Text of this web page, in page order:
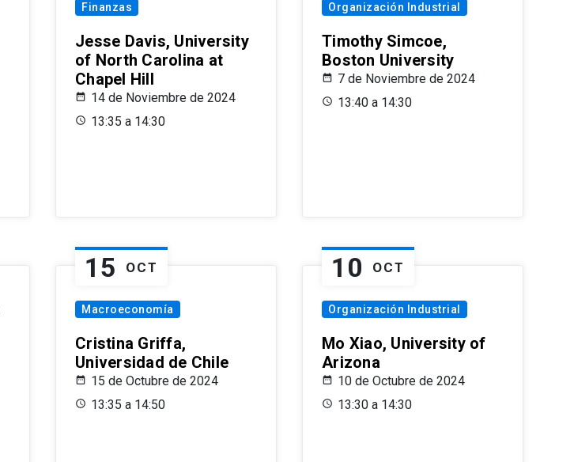
Finanzas
Jesse Davis, University
of North Carolina at
Chapel Hill
14 de Noviembre de 2024
13:35 a 14:30
Organización Industrial
Timothy Simcoe,
Boston University
7 de Noviembre de 2024
13:40 a 14:30
15 OCT
Macroeconomía
Cristina Griffa,
Universidad de Chile
15 de Octubre de 2024
13:35 a 14:50
10 OCT
Organización Industrial
Mo Xiao, University of
Arizona
10 de Octubre de 2024
13:30 a 14:30